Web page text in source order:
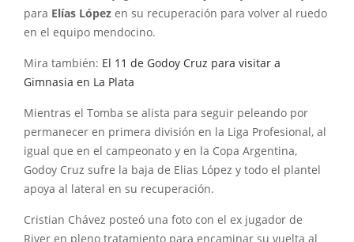
para Elías López en su recuperación para volver al ruedo
en el equipo mendocino.
Mira también: El 11 de Godoy Cruz para visitar a
Gimnasia en La Plata
Mientras el Tomba se alista para seguir peleando por
permanecer en primera división en la Liga Profesional, al
igual que en el campeonato y en la Copa Argentina,
Godoy Cruz sufre la baja de Elias López y todo el plantel
apoya al lateral en su recuperación.
Cristian Chávez posteó una foto con el ex jugador de
River en pleno tratamiento para encaminar su vuelta al